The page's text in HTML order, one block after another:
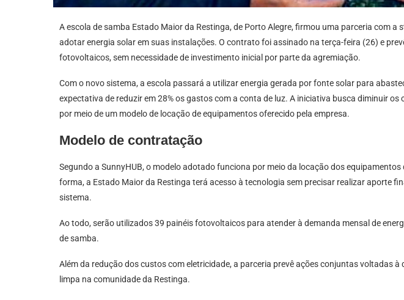
A escola de samba Estado Maior da Restinga, de Porto Alegre, firmou uma parceria com a
adotar energia solar em suas instalações. O contrato foi assinado na terça-feira (26) e
fotovoltaicos, sem necessidade de investimento inicial por parte da agremiação.
Com o novo sistema, a escola passará a utilizar energia gerada por fonte solar para
expectativa de reduzir em 28% os gastos com a conta de luz. A iniciativa busca diminuir
por meio de um modelo de locação de equipamentos oferecido pela empresa.
Modelo de contratação
Segundo a SunnyHUB, o modelo adotado funciona por meio da locação dos equipamentos
forma, a Estado Maior da Restinga terá acesso à tecnologia sem precisar realizar aporte
sistema.
Ao todo, serão utilizados 39 painéis fotovoltaicos para atender à demanda mensal de
de samba.
Além da redução dos custos com eletricidade, a parceria prevê ações conjuntas voltadas à
limpa na comunidade da Restinga.